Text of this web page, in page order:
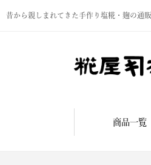
昔から親しまれてきた手作り塩糀・麹の通
商品一覧